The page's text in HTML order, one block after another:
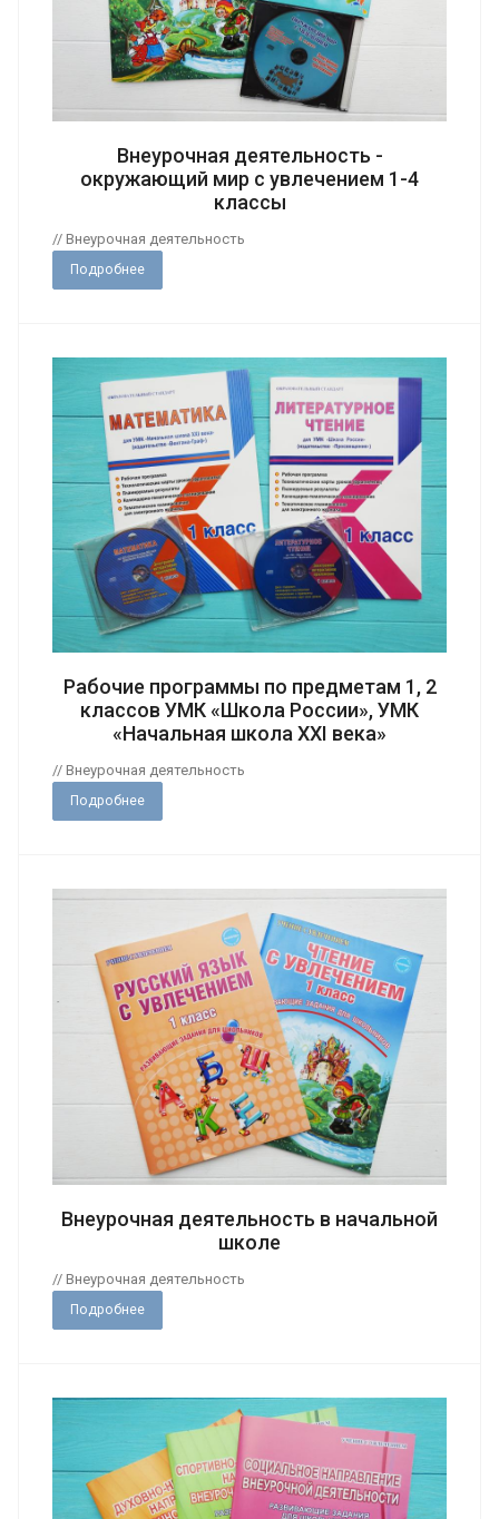
Внеурочная деятельность -
окружающий мир с увлечением 1-4
классы
// Внеурочная деятельность
Подробнее
Рабочие программы по предметам 1, 2
классов УМК «Школа России», УМК
«Начальная школа XXI века»
// Внеурочная деятельность
Подробнее
Внеурочная деятельность в начальной
школе
// Внеурочная деятельность
Подробнее